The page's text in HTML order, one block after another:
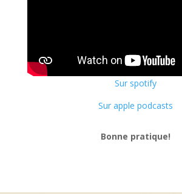
Sur spotify
Sur apple podcasts
Bonne pratique!